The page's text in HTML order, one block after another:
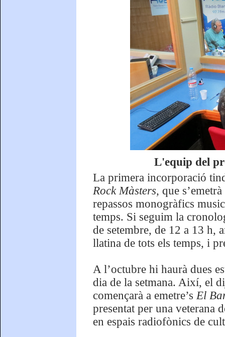
L'equip del
La primera incorporació
Rock Màsters, que
repassos monogràfics
temps. Si seguim la
de setembre, de 12 a 13 h,
llatina de tots els temps, i
A l’octubre hi haurà dues
dia de la setmana. Així, el
començarà a emetre’sEl
presentat per una veterana
en espais radiofònics de